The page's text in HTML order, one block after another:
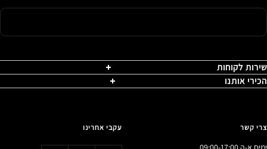
שירות לקוחות
הכירי אותנו
צרי קשר עקבי אחרינו